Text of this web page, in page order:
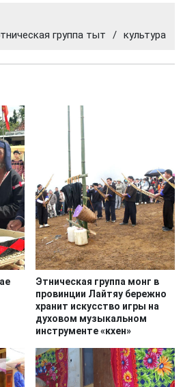
группа тыт / культура
Этническая группа монг в
провинции Лайтяу бережно
хранит искусство игры на
духовом музыкальном
инструменте «кхен»